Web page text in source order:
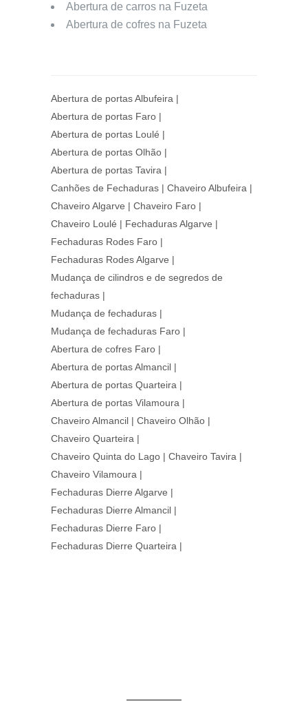
Abertura de carros na Fuzeta
Abertura de cofres na Fuzeta
Abertura de portas Albufeira |
Abertura de portas Faro |
Abertura de portas Loulé |
Abertura de portas Olhão |
Abertura de portas Tavira |
Canhões de Fechaduras | Chaveiro Albufeira |
Chaveiro Algarve | Chaveiro Faro |
Chaveiro Loulé | Fechaduras Algarve |
Fechaduras Rodes Faro |
Fechaduras Rodes Algarve |
Mudança de cilindros e de segredos de
fechaduras |
Mudança de fechaduras |
Mudança de fechaduras Faro |
Abertura de cofres Faro |
Abertura de portas Almancil |
Abertura de portas Quarteira |
Abertura de portas Vilamoura |
Chaveiro Almancil | Chaveiro Olhão |
Chaveiro Quarteira |
Chaveiro Quinta do Lago | Chaveiro Tavira |
Chaveiro Vilamoura |
Fechaduras Dierre Algarve |
Fechaduras Dierre Almancil |
Fechaduras Dierre Faro |
Fechaduras Dierre Quarteira |